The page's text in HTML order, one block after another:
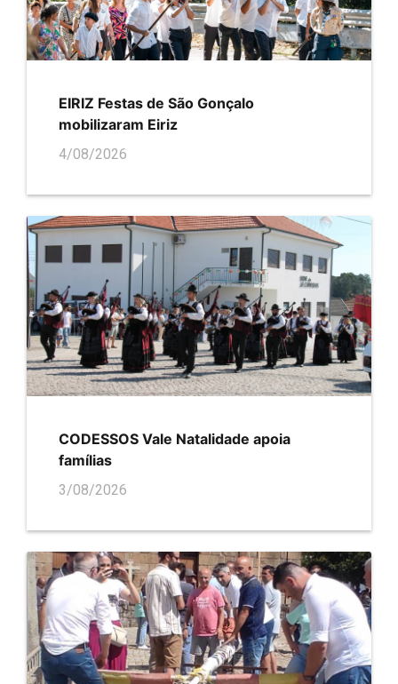
EIRIZ Festas de São Gonçalo
mobilizaram Eiriz
4/08/2026
CODESSOS Vale Natalidade apoia
famílias
3/08/2026